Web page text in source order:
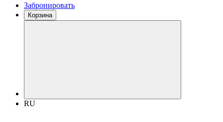
Забронировать
Корзина
RU